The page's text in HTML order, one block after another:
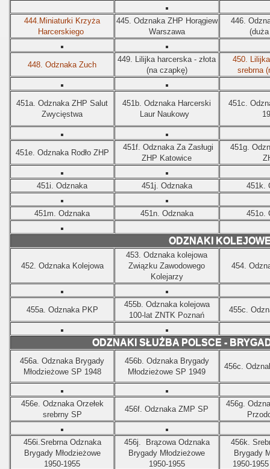
444.Miniaturki Krzyża
Harcerskiego
445. Odznaka ZHP Horągiew
Warszawa
446.
(duża
448. Odznaka Zuch
449. Lilijka harcerska - złota
(na czapkę)
450.
srebrna
451a. Odznaka ZHP Salut
Zwycięstwa
451b. Odznaka Harcerski
Laur Naukowy
451c.
451e. Odznaka Rodło ZHP
451f. Odznaka Za Zasługi
ZHP Katowice
451g.
451i. Odznaka 451j. Odznaka 451k.
451m. Odznaka 451n. Odznaka 451o.
ODZNAKI
452. Odznaka Kolejowa
453. Odznaka kolejowa
Związku Zawodowego
Kolejarzy
454.
455a. Odznaka PKP
455b. Odznaka kolejowa
100-lat ZNTK Poznań
455c.
ODZNAKI SŁUŻBA POLSCE -
456a. Odznaka Brygady
Młodzieżowe SP 1948
456b. Odznaka Brygady
Młodzieżowe SP 1949
456c.
456e. Odznaka Orzełek
srebrny SP
456f. Odznaka ZMP SP
456g.
456i.Srebrna Odznaka
Brygady Młodzieżowe
1950-1955
456j.
Brązowa Odznaka
Brygady Młodzieżowe
1950-1955
456k.
Brygady
1950-